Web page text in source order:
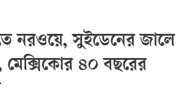
নরওয়ে, সুইডেনের জালে
মেক্সিকোর ৪০ বছরের